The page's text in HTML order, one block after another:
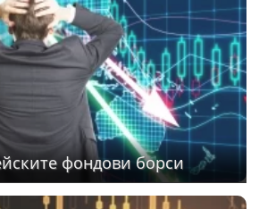
фондови борси